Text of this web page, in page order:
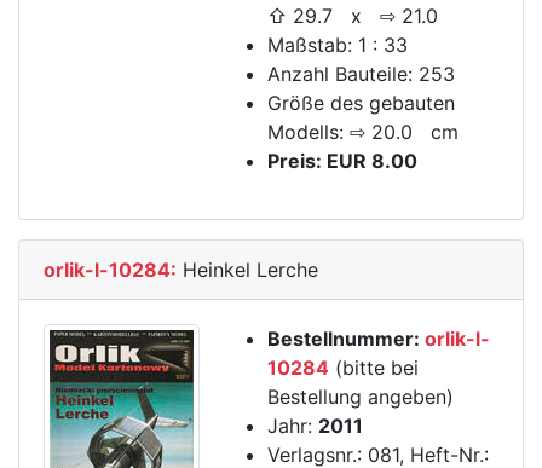
⇧ 29.7 x ⇨ 21.0
Maßstab: 1 : 33
Anzahl Bauteile: 253
Größe des gebauten
Modells: ⇨ 20.0 cm
Preis: EUR 8.00
orlik-l-10284: Heinkel Lerche
Bestellnummer: orlik-l-
10284 (bitte bei
Bestellung angeben)
Jahr: 2011
Verlagsnr.: 081, Heft-Nr.: